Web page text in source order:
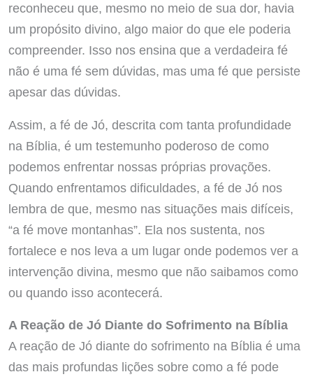
reconheceu que, mesmo no meio de sua dor, havia
um propósito divino, algo maior do que ele poderia
compreender. Isso nos ensina que a verdadeira fé
não é uma fé sem dúvidas, mas uma fé que persiste
apesar das dúvidas.
Assim, a fé de Jó, descrita com tanta profundidade
na Bíblia, é um testemunho poderoso de como
podemos enfrentar nossas próprias provações.
Quando enfrentamos dificuldades, a fé de Jó nos
lembra de que, mesmo nas situações mais difíceis,
“a fé move montanhas”. Ela nos sustenta, nos
fortalece e nos leva a um lugar onde podemos ver a
intervenção divina, mesmo que não saibamos como
ou quando isso acontecerá.
A Reação de Jó Diante do Sofrimento na Bíblia
A reação de Jó diante do sofrimento na Bíblia é uma
das mais profundas lições sobre como a fé pode